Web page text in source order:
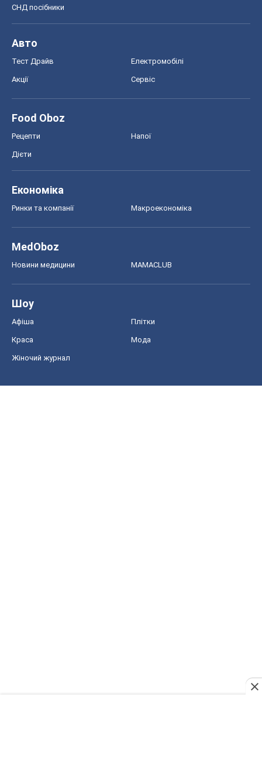
СНД посібники
Авто
Тест Драйв Електромобілі
Акції Сервіс
Food Oboz
Рецепти Напої
Дієти
Економіка
Ринки та компанії Макроекономіка
MedOboz
Новини медицини MAMACLUB
Шоу
Афіша Плітки
Краса Мода
Жіночий журнал